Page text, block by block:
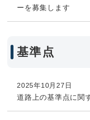
ーを募集します
基準点
2025年10月27日
道路上の基準点に関